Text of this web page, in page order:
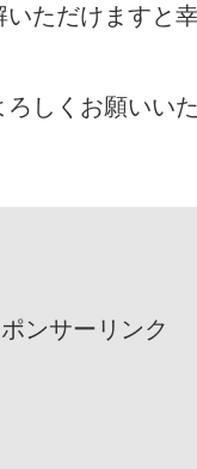
ただけますと幸
しくお願いいた
ンサーリンク